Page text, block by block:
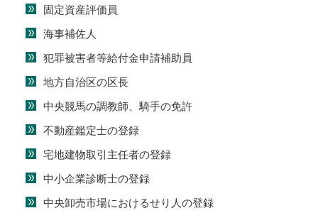
固定資産評価員
海事補佐人
犯罪被害者等給付金申請補助員
地方自治区の区長
中央競馬の調教師、騎手の免許
不動産鑑定士の登録
宅地建物取引主任者の登録
中小企業診断士の登録
中央卸売市場におけるせり人の登録